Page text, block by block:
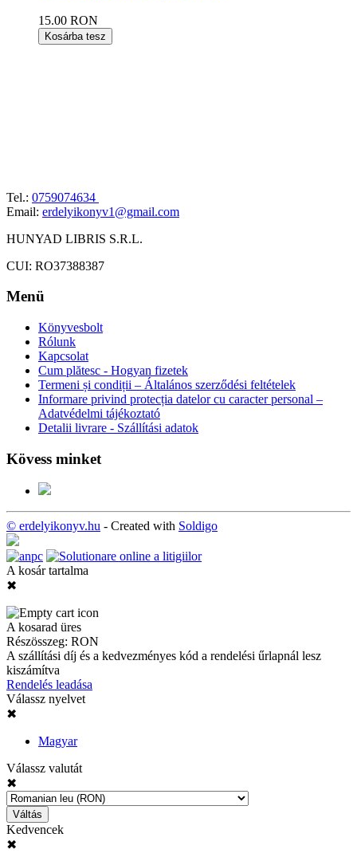
15.00 RON
Kosárba tesz
Tel.: 0759074634
Email: erdelyikonyv1@gmail.com
HUNYAD LIBRIS S.R.L.
CUI: RO37388387
Menü
Könyvesbolt
Rólunk
Kapcsolat
Cum plătesc - Hogyan fizetek
Termeni și condiții – Általános szerződési feltételek
Informare privind protecția datelor cu caracter personal –
Adatvédelmi tájékoztató
Detalii livrare - Szállítási adatok
Kövess minket
© erdelyikonyv.hu - Created with Soldigo
A kosár tartalma
✖
A kosarad üres
Részösszeg: RON
A szállítási díj és a kedvezményes kód a rendelési űrlapnál lesz
kiszámítva
Rendelés leadása
Válassz nyelvet
✖
Magyar
Válassz valutát
✖
Váltás
Kedvencek
✖